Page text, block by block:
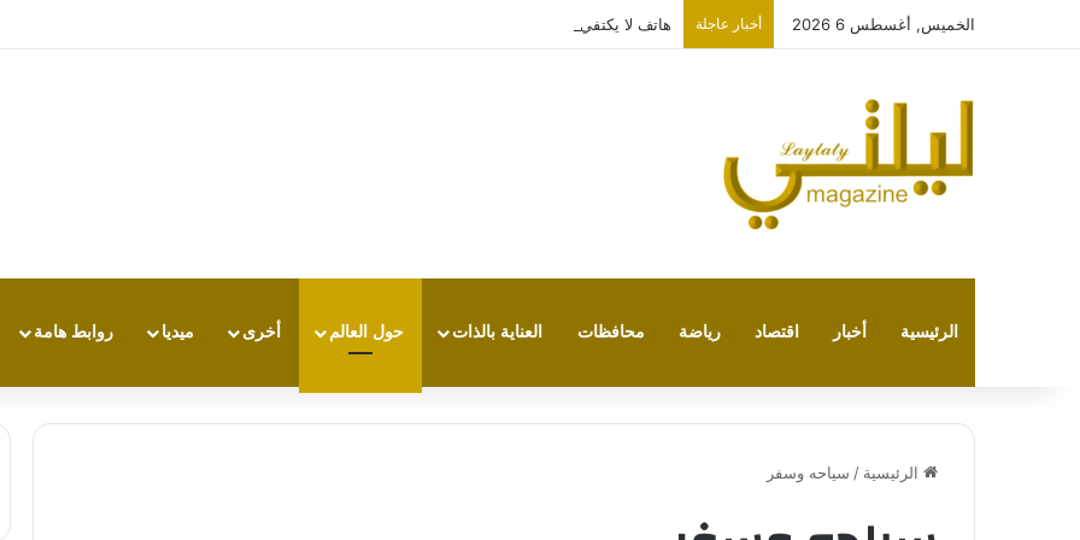
الخميس, أغسطس 6 2026 أخبار عاجلة هاتف لا يكتفي بتشغيل نفسه: تجربة طاقة متقدمة مع HONOR X7e Plus 5G
الرئيسية أخبار اقتصاد رياضة محافظات العناية بالذات حول العالم أخرى ميديا روابط هامة
الرئيسية / سياحه وسفر